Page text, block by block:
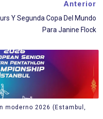
Anterior
Y Segunda Copa Del Mundo
Para Janine Flock
moderno 2026 (Estambul,